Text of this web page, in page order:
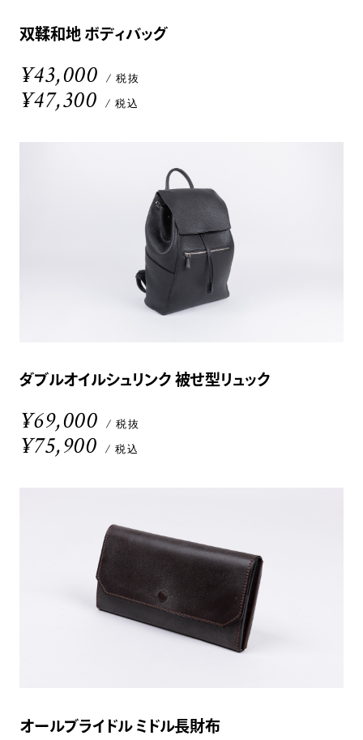
双鞣和地 ボディバッグ
¥43,000 / 税抜
¥47,300 / 税込
ダブルオイルシュリンク 被せ型リュック
¥69,000 / 税抜
¥75,900 / 税込
オールブライドル ミドル長財布